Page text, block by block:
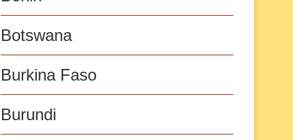
Botswana
Burkina Faso
Burundi